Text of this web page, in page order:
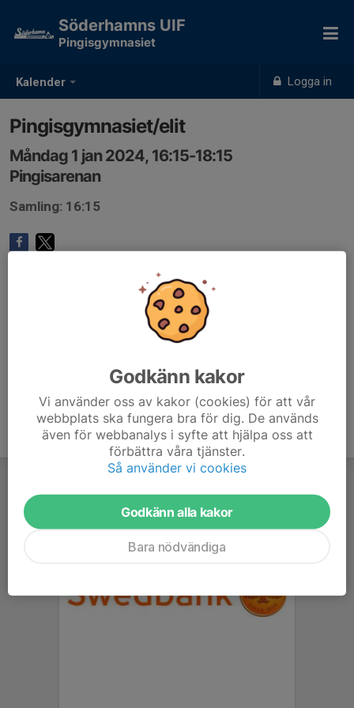
Kalender Logga in
Söderhamns UIF
Pingisgymnasiet
Pingisgymnasiet/elit
Måndag 1 jan 2024, 16:15-18:15
Pingisarenan
Samling: 16:15
Godkänn kakor
Vi använder oss av kakor (cookies) för att vår
webbplats ska fungera bra för dig. De används
även för webbanalys i syfte att hjälpa oss att
förbättra våra tjänster.
Så använder vi cookies
Godkänn alla kakor
Bara nödvändiga